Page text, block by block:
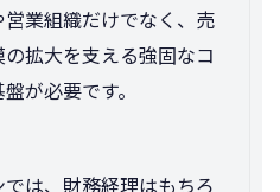
営業組織だけでなく、売
の拡大を支える強固なコ
が必要です。
は、財務経理はもちろ